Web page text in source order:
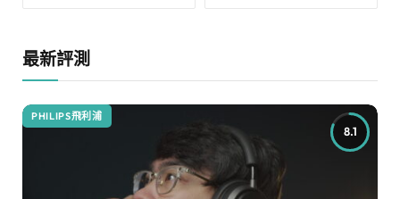
最新評測
8.1
PHILIPS飛利浦